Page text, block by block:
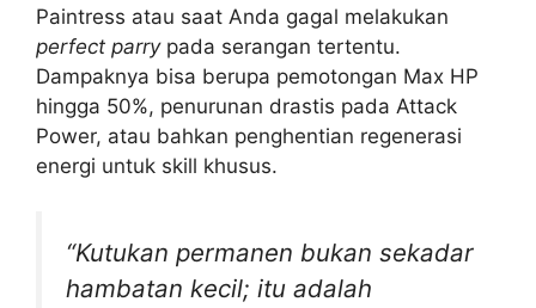
Paintress atau saat Anda gagal melakukan
perfect parrypada serangan tertentu.
Dampaknya bisa berupa pemotongan Max HP
hingga 50%, penurunan drastis pada Attack
Power, atau bahkan penghentian regenerasi
energi untuk skill khusus.
“Kutukan permanen bukan sekadar
hambatan kecil; itu adalah